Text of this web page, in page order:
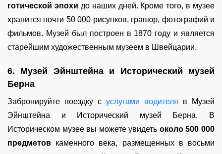
готической эпохи до наших дней. Кроме того, в музее
хранится почти 50 000 рисунков, гравюр, фотографий и
фильмов. Музей был построен в 1870 году и является
старейшим художественным музеем в Швейцарии.
6. Музей Эйнштейна и Исторический музей
Берна
Забронируйте поездку с услугами водителя в Музей
Эйнштейна и Исторический музей Берна. В
Историческом музее вы можете увидеть около 500 000
предметов каменного века, размещенных в восьми